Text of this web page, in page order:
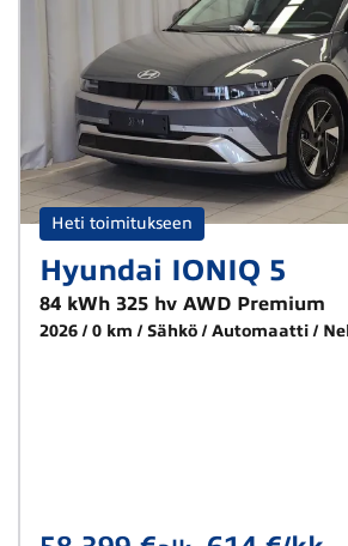
Heti toimitukseen
Hyundai IONIQ 5
84 kWh 325 hv AWD Premium
2026 0 km Sähkö Automaatti